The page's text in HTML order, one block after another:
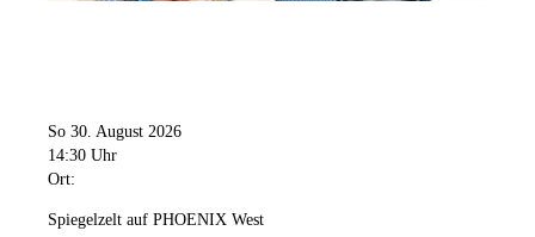
So 30. August 2026
14:30 Uhr
Ort:
Spiegelzelt auf PHOENIX West